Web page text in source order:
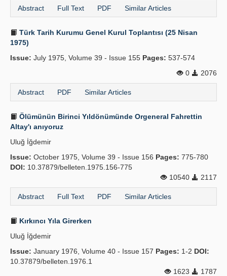
Abstract Full Text PDF Similar Articles
Türk Tarih Kurumu Genel Kurul Toplantısı (25 Nisan
1975)
Issue: July 1975, Volume 39 - Issue 155 Pages: 537-574
0
2076
Abstract PDF Similar Articles
Ölümünün Birinci Yıldönümünde Orgeneral Fahrettin
Altay'ı anıyoruz
Uluğ İğdemir
Issue: October 1975, Volume 39 - Issue 156 Pages: 775-780
DOI: 10.37879/belleten.1975.156-775
10540
2117
Abstract Full Text PDF Similar Articles
Kırkıncı Yıla Girerken
Uluğ İğdemir
Issue: January 1976, Volume 40 - Issue 157 Pages: 1-2 DOI:
10.37879/belleten.1976.1
1623
1787